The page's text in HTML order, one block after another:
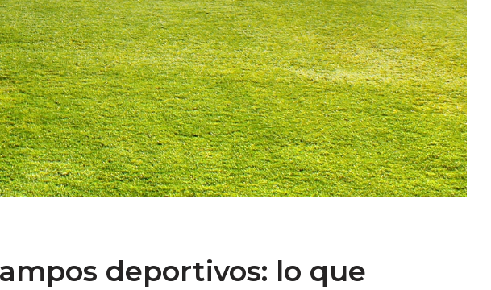
deportivos: lo que